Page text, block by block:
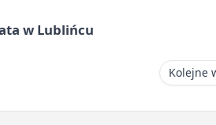
w Lublińcu
Kolejne